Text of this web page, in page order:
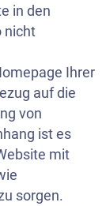
in den
nicht
Ihrer
auf die
von
ist es
mit
sorgen.